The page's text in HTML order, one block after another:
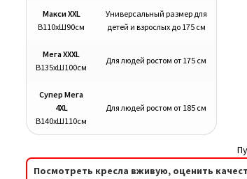
Макси XXL
В110хШ90см
Универсальный размер для
детей и взрослых до 175 см
Мега XXXL
В135хШ100см
Для людей ростом от 175 см
Супер Мега
4XL
В140хШ110см
Для людей ростом от 185 см
Посмотреть кресла вживую, оценить